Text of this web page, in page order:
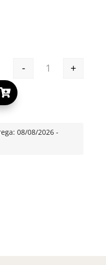
VITANATUR
-
+
A
e
08/08/2026 -